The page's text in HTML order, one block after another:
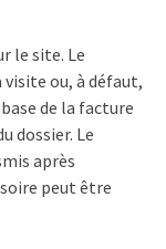
le site. Le
visite ou, à défaut,
de la facture
dossier. Le
après
peut être